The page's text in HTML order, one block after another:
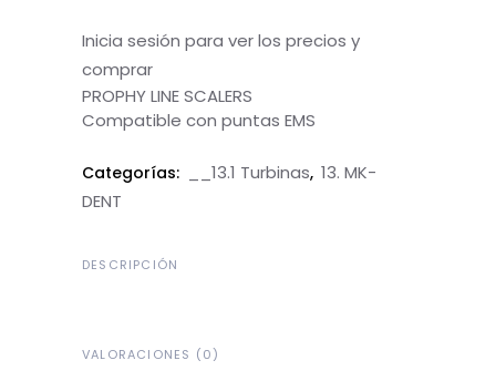
Inicia sesión para ver los precios y
comprar
PROPHY LINE SCALERS
Compatible con puntas EMS
Categorías: __13.1 Turbinas, 13. MK-
DENT
DESCRIPCIÓN
VALORACIONES (0)